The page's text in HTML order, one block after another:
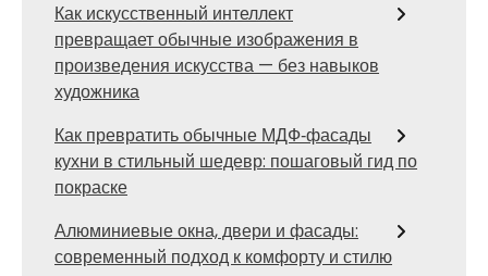
Как искусственный интеллект
превращает обычные изображения в
произведения искусства — без навыков
художника
Как превратить обычные МДФ‑фасады
кухни в стильный шедевр: пошаговый гид по
покраске
Алюминиевые окна, двери и фасады:
современный подход к комфорту и стилю